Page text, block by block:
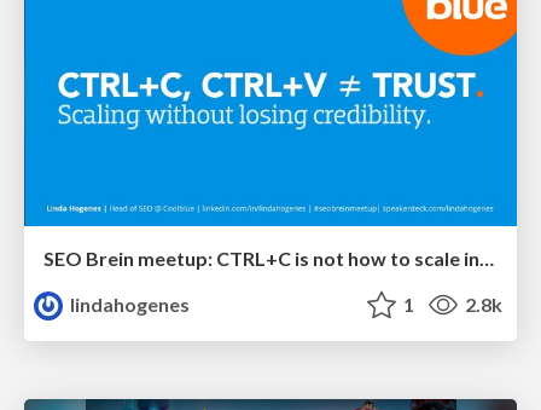
SEO Brein meetup: CTRL+C is not how to scale international SEO
lindahogenes
1 2.8k